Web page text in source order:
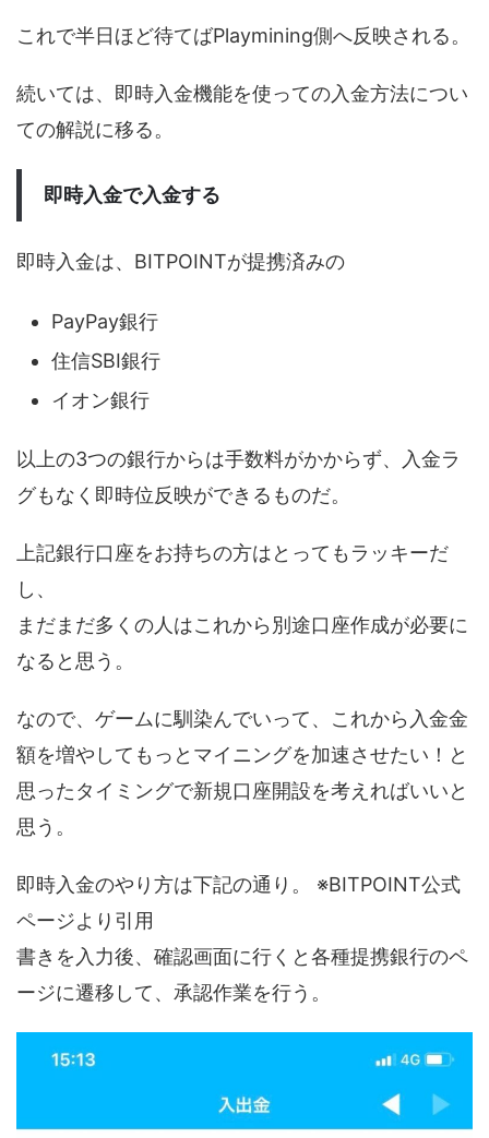
これで半日ほど待てばPlaymining側へ反映される。
続いては、即時入金機能を使っての入金方法につい
ての解説に移る。
即時入金で入金する
即時入金は、BITPOINTが提携済みの
PayPay銀行
住信SBI銀行
イオン銀行
以上の3つの銀行からは手数料がかからず、入金ラ
グもなく即時位反映ができるものだ。
上記銀行口座をお持ちの方はとってもラッキーだ
し、
まだまだ多くの人はこれから別途口座作成が必要に
なると思う。
なので、ゲームに馴染んでいって、これから入金金
額を増やしてもっとマイニングを加速させたい！と
思ったタイミングで新規口座開設を考えればいいと
思う。
即時入金のやり方は下記の通り。 ※BITPOINT公式
ページより引用
書きを入力後、確認画面に行くと各種提携銀行のペ
ージに遷移して、承認作業を行う。